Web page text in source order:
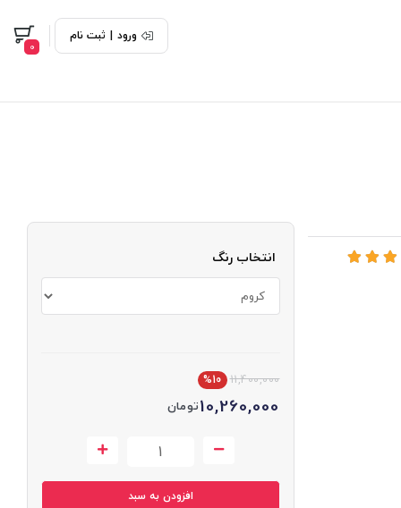
ورود | ثبت نام
0
انتخاب رنگ
11,400,000
%10
10,260,000تومان
افزودن به سبد